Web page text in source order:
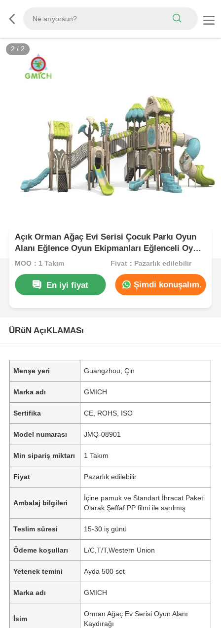
2 / 2
Açık Orman Ağaç Evi Serisi Çocuk Parkı Oyun
Alanı Eğlence Oyun Ekipmanları Eğlenceli Oyun
Oyuncakları Kaliteli Çocuk Slayt Setleri
MOQ：1 Takım Fiyat：Pazarlık edilebilir
En iyi fiyat Şimdi konuşalım.
ÜRüN AçıKLAMASı
Menşe yeri Guangzhou, Çin
Marka adı GMICH
Sertifika CE, ROHS, ISO
Model numarası JMQ-08901
Min sipariş miktarı 1 Takım
Fiyat Pazarlık edilebilir
Ambalaj bilgileri
İçine pamuk ve Standart İhracat Paketi
Olarak Şeffaf PP filmi ile sarılmış
Teslim süresi 15-30 iş günü
Ödeme koşulları L/C,T/T,Western Union
Yetenek temini Ayda 500 set
Marka adı GMICH
İsim
Orman Ağaç Ev Serisi Oyun Alanı
Kaydırağı